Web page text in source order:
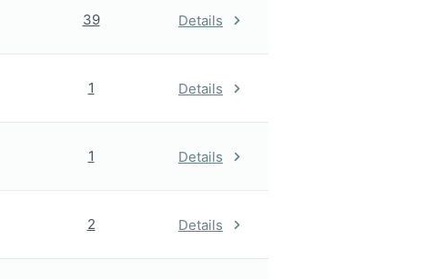
39 Details
1 Details
1 Details
2 Details